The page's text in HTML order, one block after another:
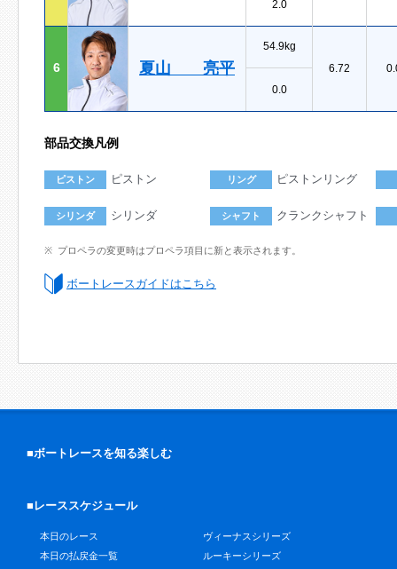
2.0
6 夏山 亮平
54.9kg
6.72
0.0
部品交換凡例
ピストン ピストン リング ピストンリング
シリンダ シリンダ シャフト クランクシャフト
プロペラの変更時はプロペラ項目に新と表示されます。
ボートレースガイドはこちら
■ボートレースを知る楽しむ
■レーススケジュール
本日のレース
本日の払戻金一覧
ヴィーナスシリーズ
ルーキーシリーズ